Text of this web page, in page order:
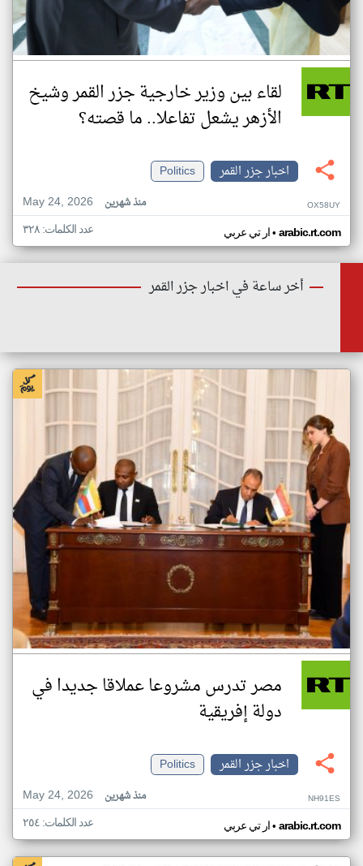
لقاء بين وزير خارجية جزر القمر وشيخ
الأزهر يشعل تفاعلا.. ما قصته؟
اخبار جزر القمر
Politics
May 24, 2026
منذ شهرين OX58UY
ار تي عربي• arabic.rt.com عدد الكلمات: ٣٢٨
أخر ساعة في اخبار جزر القمر
مصر تدرس مشروعا عملاقا جديدا في
دولة إفريقية
اخبار جزر القمر
Politics
May 24, 2026
منذ شهرين NH91ES
ار تي عربي• arabic.rt.com عدد الكلمات: ٢٥٤